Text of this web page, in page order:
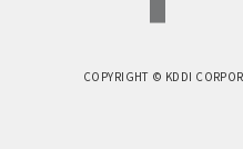
COPYRIGHT © KDDI